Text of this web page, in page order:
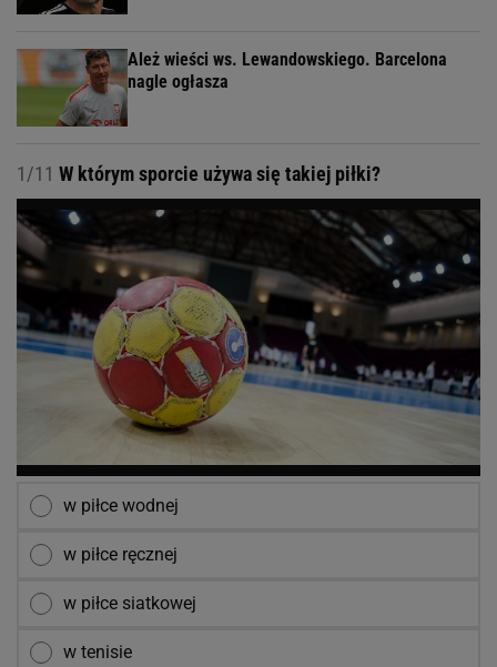
Ależ wieści ws. Lewandowskiego. Barcelona
nagle ogłasza
1/11 W którym sporcie używa się takiej piłki?
w piłce wodnej
w piłce ręcznej
w piłce siatkowej
w tenisie